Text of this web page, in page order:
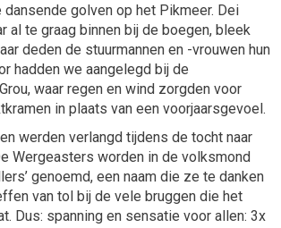
golven op het Pikmeer. Dei
al te graag binnen bij de boegen, bleek
deden de stuurmannen en -vrouwen hun
hadden we aangelegd bij de
waar regen en wind zorgden voor
in plaats van een voorjaarsgevoel.
werden verlangd tijdens de tocht naar
Wergeasters worden in de volksmond
genoemd, een naam die ze te danken
van tol bij de vele bruggen die het
Dus: spanning en sensatie voor allen: 3x